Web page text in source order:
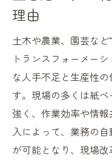
人手不足時
DXが変える土
土木や農業
土とDXの融
生産性アッ
ィス
土を活かし
理由
土木や農業、園芸な
トランスフォーメー
な人手不足と生産性
す。現場の多くは紙
強く、作業効率や情
入によって、業務の
が可能となり、現場改